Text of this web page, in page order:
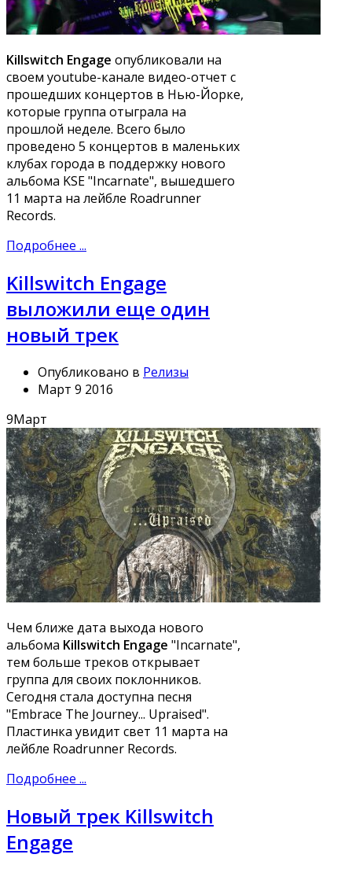
Killswitch Engage опубликовали на
своем youtube-канале видео-отчет с
прошедших концертов в Нью-Йорке,
которые группа отыграла на
прошлой неделе. Всего было
проведено 5 концертов в маленьких
клубах города в поддержку нового
альбома KSE "Incarnate", вышедшего
11 марта на лейбле Roadrunner
Records.
Подробнее ...
Killswitch Engage
выложили еще один
новый трек
Опубликовано в Релизы
Март 9 2016
9Март
Чем ближе дата выхода нового
альбома Killswitch Engage "Incarnate",
тем больше треков открывает
группа для своих поклонников.
Сегодня стала доступна песня
"Embrace The Journey... Upraised".
Пластинка увидит свет 11 марта на
лейбле Roadrunner Records.
Подробнее ...
Новый трек Killswitch
Engage